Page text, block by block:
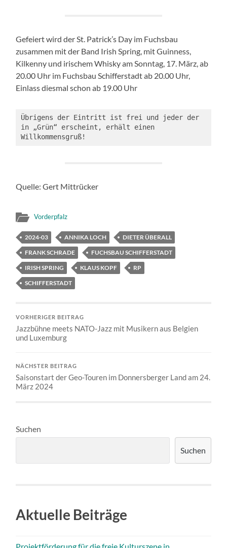
Gefeiert wird der St. Patrick’s Day im Fuchsbau
zusammen mit der Band Irish Spring, mit Guinness,
Kilkenny und irischem Whisky am Sonntag, 17. März, ab
20.00 Uhr im Fuchsbau Schifferstadt ab 20.00 Uhr,
Einlass diesmal schon ab 19.00 Uhr
Übrigens der Eintritt ist frei und jeder der
in „Grün“ erscheint, erhält einen
Willkommensgruß!
Quelle: Gert Mittrücker
Vorderpfalz
2024-03 ANNIKA LOCH
DIETER ÜBERALL
FRANK SCHRADE
FUCHSBAU SCHIFFERSTADT
IRISH SPRING
KLAUS KOPF
RP
SCHIFFERSTADT
VORHERIGER BEITRAG
Jazzbühne meets NATO-Jazz mit Musikern aus Belgien
und Luxemburg
NÄCHSTER BEITRAG
Saisonstart der Geo-Touren im Donnersberger Land am 24.
März 2024
Suchen
Suchen
Aktuelle Beiträge